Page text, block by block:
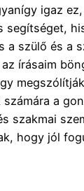
igaz
segítséget,
a szülő és a
írásaim
számára a
szakmai
hogy jól